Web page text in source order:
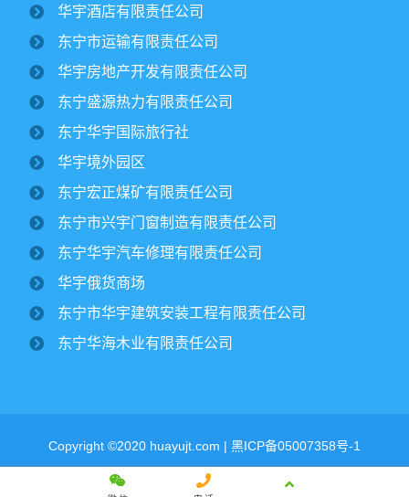
纪文楠董事长赴境外园区视察大豆收割工作
丰收季。10月15日，华宇集团董事长纪文楠赴境外园区视察农
作物收割工作。集团党委书记姜扬、副总经理才东...
￼
2025/07/12
2799
View all
华宇酒店有限责任公司
东宁市运输有限责任公司
华宇房地产开发有限责任公司
东宁盛源热力有限责任公司
东宁华宇国际旅行社
华宇境外园区
东宁宏正煤矿有限责任公司
东宁市兴宇门窗制造有限责任公司
东宁华宇汽车修理有限责任公司
华宇俄货商场
东宁市华宇建筑安装工程有限责任公司
东宁华海木业有限责任公司
Copyright ©2020 huayujt.com | 黑ICP备05007358号-1